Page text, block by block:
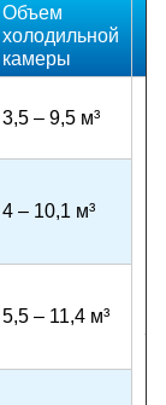
Объем
холодильной
камеры
3,5 – 9,5 м³
4 – 10,1 м³
5,5 – 11,4 м³